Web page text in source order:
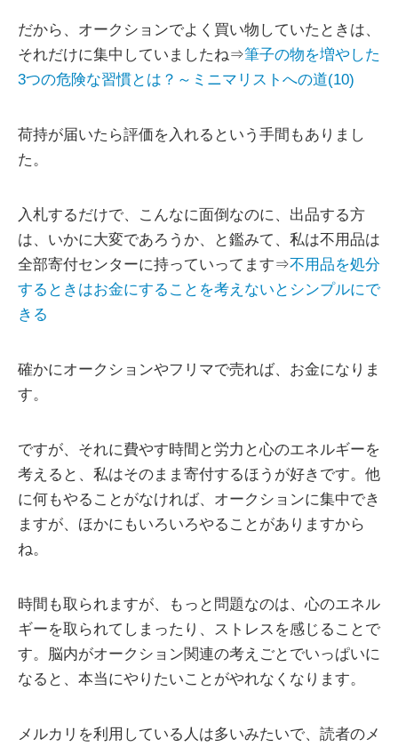
だから、オークションでよく買い物していたときは、
それだけに集中していましたね⇒筆子の物を増やした
3つの危険な習慣とは？～ミニマリストへの道(10)
荷持が届いたら評価を入れるという手間もありまし
た。
入札するだけで、こんなに面倒なのに、出品する方
は、いかに大変であろうか、と鑑みて、私は不用品は
全部寄付センターに持っていってます⇒不用品を処分
するときはお金にすることを考えないとシンプルにで
きる
確かにオークションやフリマで売れば、お金になりま
す。
ですが、それに費やす時間と労力と心のエネルギーを
考えると、私はそのまま寄付するほうが好きです。他
に何もやることがなければ、オークションに集中でき
ますが、ほかにもいろいろやることがありますから
ね。
時間も取られますが、もっと問題なのは、心のエネル
ギーを取られてしまったり、ストレスを感じることで
す。脳内がオークション関連の考えごとでいっぱいに
なると、本当にやりたいことがやれなくなります。
メルカリを利用している人は多いみたいで、読者のメ